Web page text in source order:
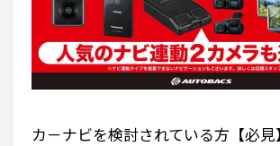
カ－ナビを検討されている方【必見